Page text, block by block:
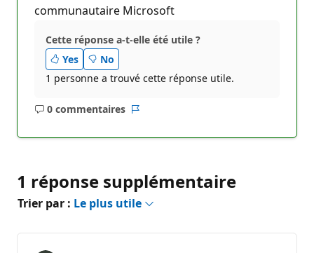
communautaire Microsoft
Cette réponse a-t-elle été utile ?
Yes
No
1 personne a trouvé cette réponse utile.
0 commentaires
Aucun
1 réponse supplémentaire
Trier par : Le plus utile